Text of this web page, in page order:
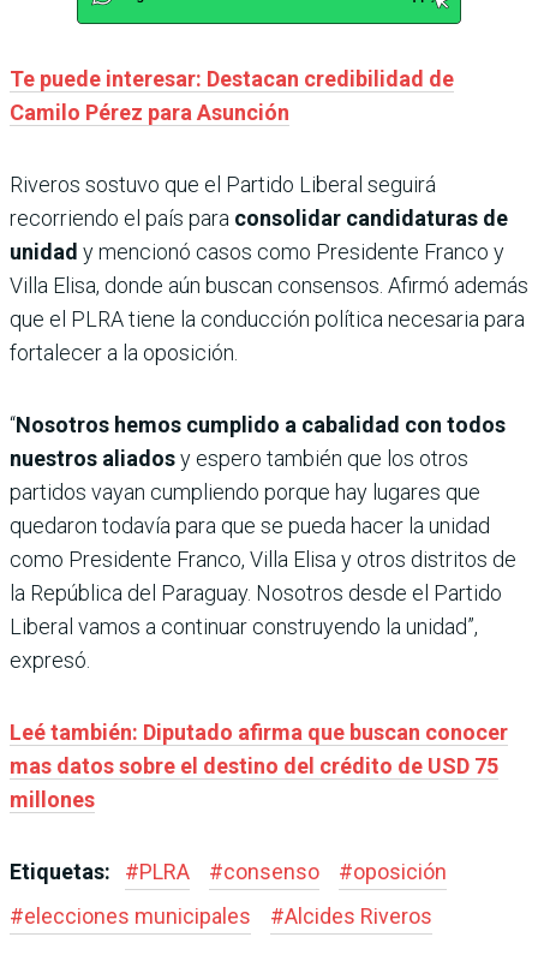
Te puede interesar: Destacan credibilidad de
Camilo Pérez para Asunción
Riveros sostuvo que el Partido Liberal seguirá
recorriendo el país para consolidar candidaturas de
unidad y mencionó casos como Presidente Franco y
Villa Elisa, donde aún buscan consensos. Afirmó además
que el PLRA tiene la conducción política necesaria para
fortalecer a la oposición.
“Nosotros hemos cumplido a cabalidad con todos
nuestros aliadosy espero también que los otros
partidos vayan cumpliendo porque hay lugares que
quedaron todavía para que se pueda hacer la unidad
como Presidente Franco, Villa Elisa y otros distritos de
la República del Paraguay. Nosotros desde el Partido
Liberal vamos a continuar construyendo la unidad”,
expresó.
Leé también: Diputado afirma que buscan conocer
mas datos sobre el destino del crédito de USD 75
millones
Etiquetas: #PLRA #consenso #oposición
#elecciones municipales #Alcides Riveros